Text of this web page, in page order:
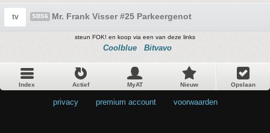
tv SBS6 Mr. Frank Visser #25 Parkeergenot
steun FOK! en koop via een van deze links
Coolblue Bitvavo
Index Actief MyAT Nieuw Opslaan
privacy premium account voorwaarden